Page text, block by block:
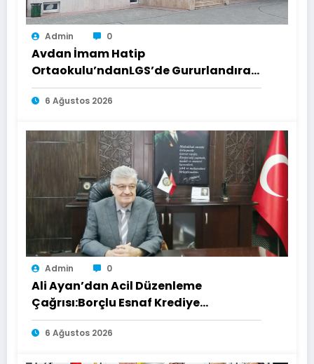
Admin 0
Avdan İmam Hatip
Ortaokulu’ndanLGS’de Gururlandıran
Başarı
6 Ağustos 2026
Admin 0
Ali Ayan’dan Acil Düzenleme
Çağrısı:Borçlu Esnaf Krediye
Ulaşamıyor
6 Ağustos 2026